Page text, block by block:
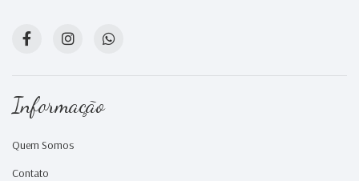
Informação
Quem Somos
Contato